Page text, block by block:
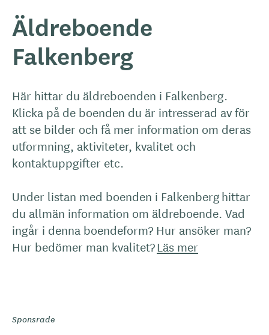
Äldreboende
Falkenberg
Här hittar du äldreboenden i Falkenberg.
Klicka på de boenden du är intresserad av för
att se bilder och få mer information om deras
utformning, aktiviteter, kvalitet och
kontaktuppgifter etc.
Under listan med boenden i Falkenberg hittar
du allmän information om äldreboende. Vad
ingår i denna boendeform? Hur ansöker man?
Hur bedömer man kvalitet?Läs mer
Sponsrade